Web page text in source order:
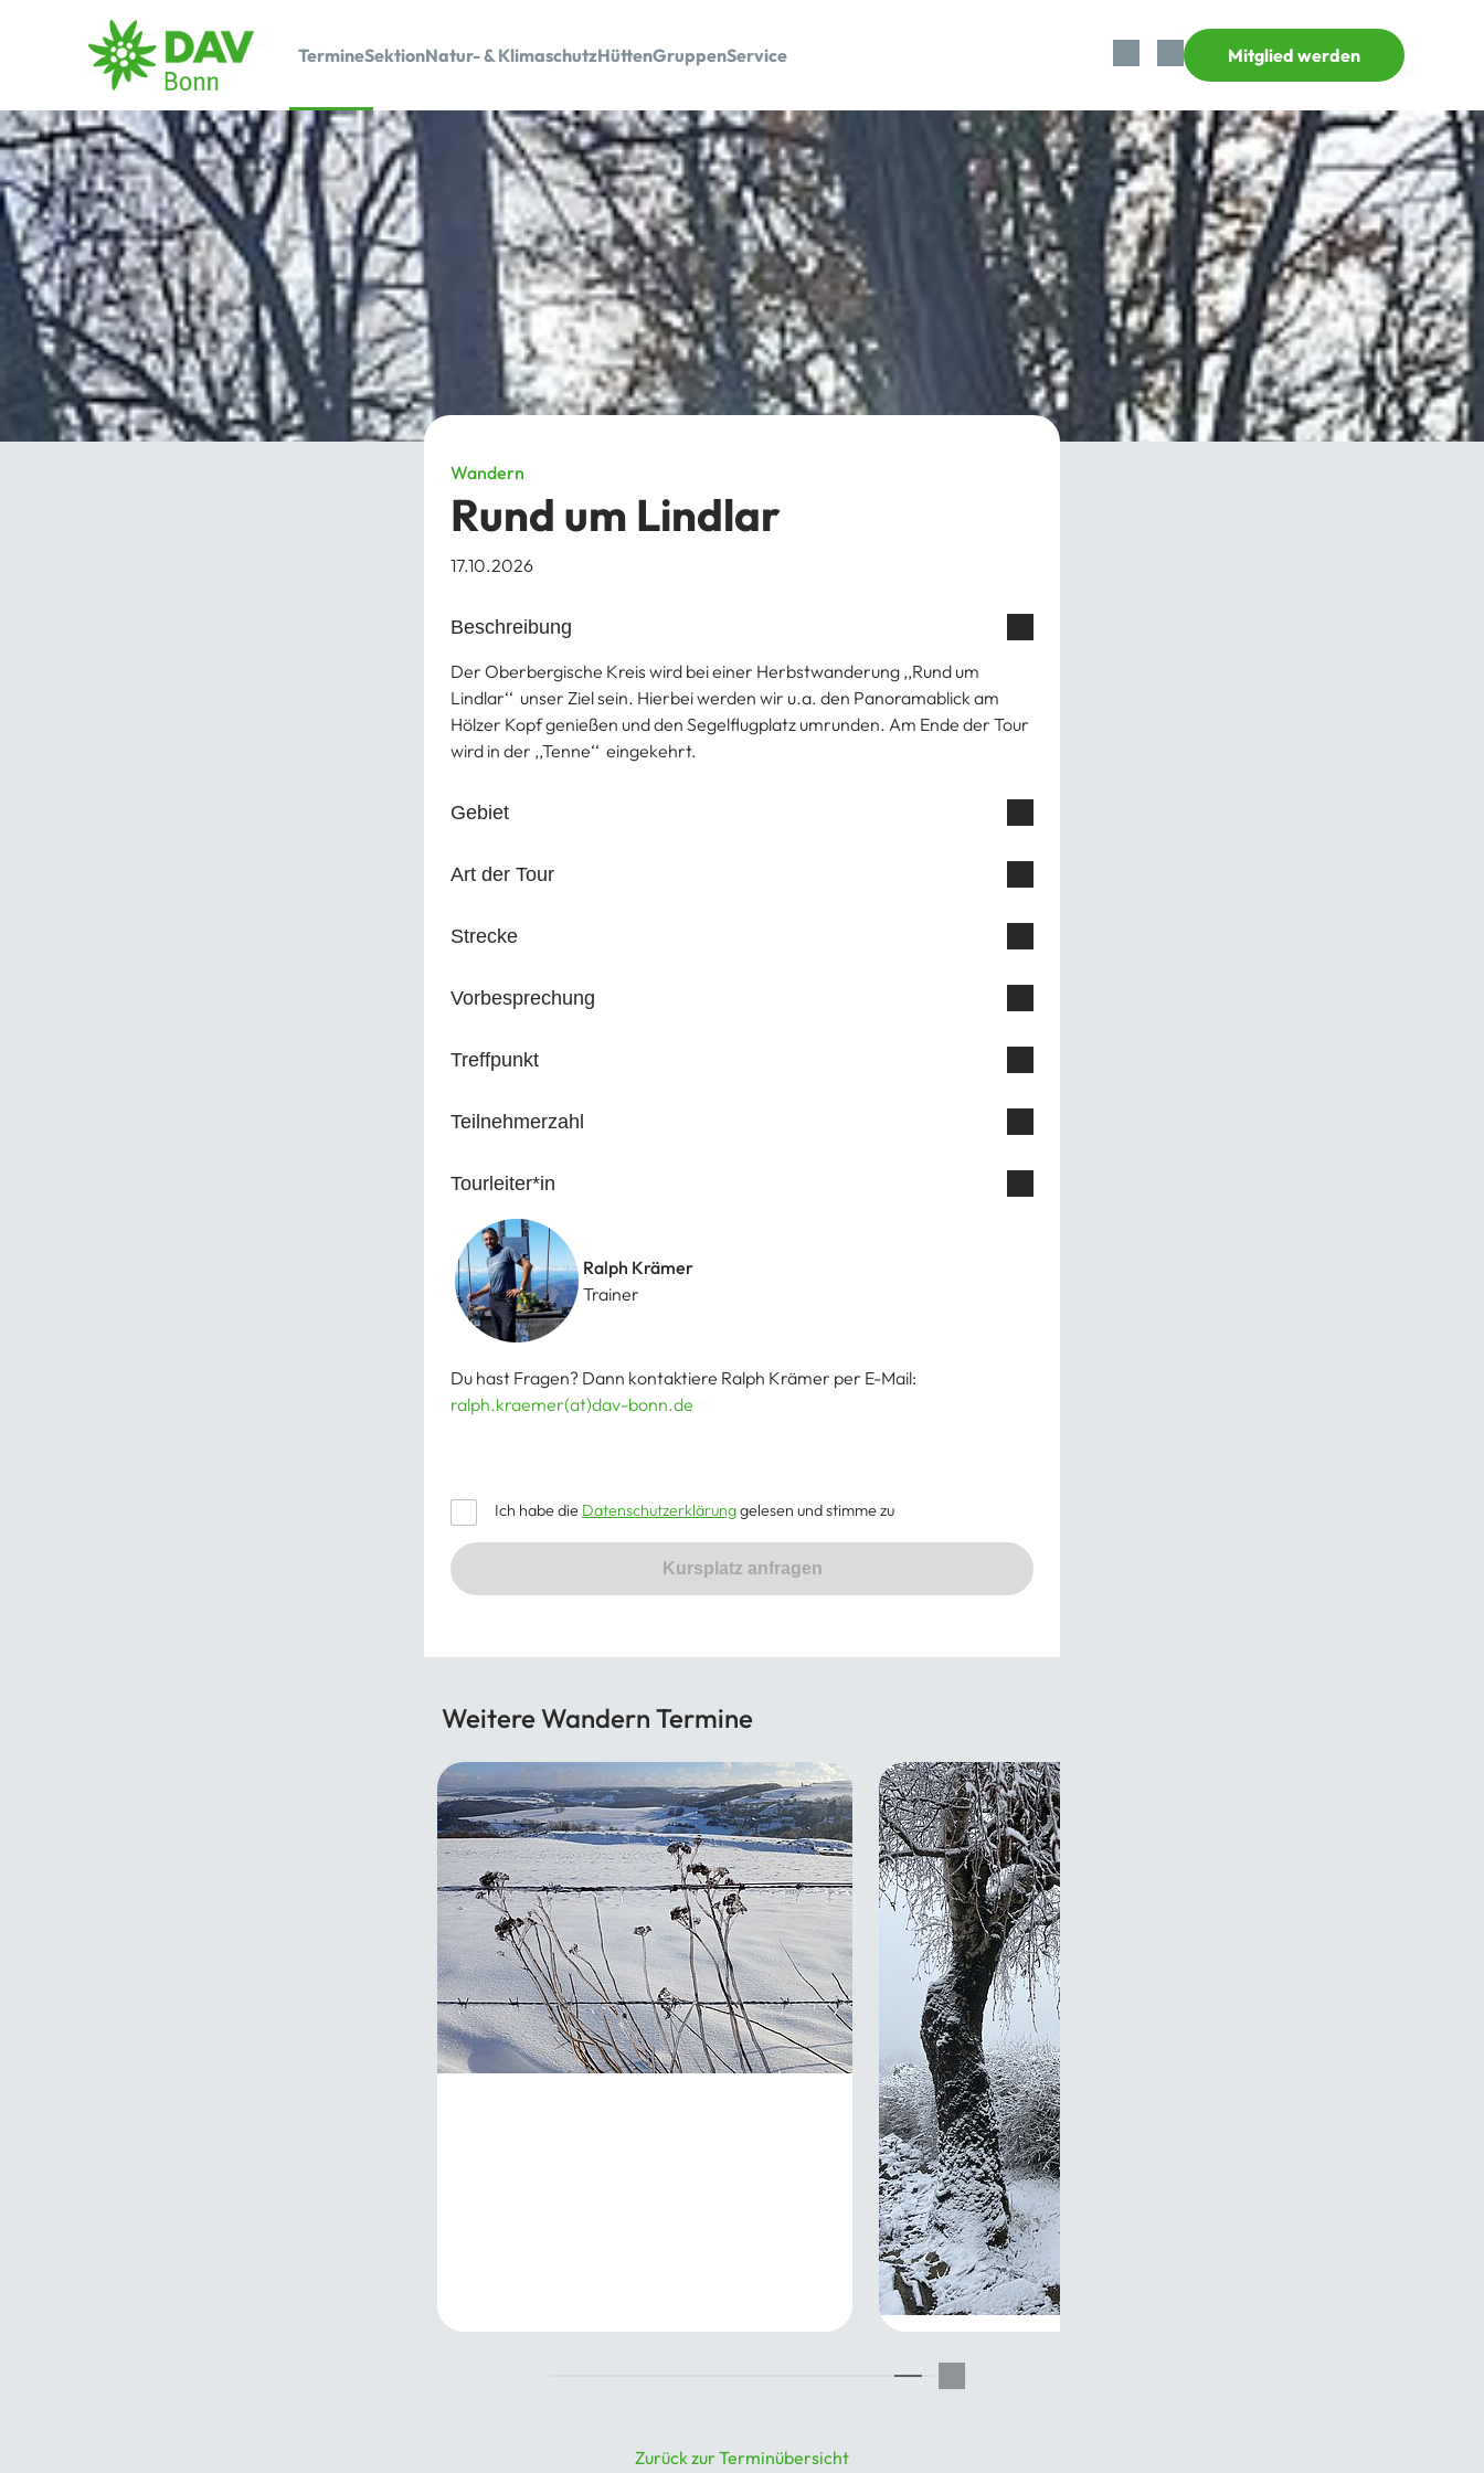
TermineSektionNatur- & KlimaschutzHüttenGruppenService Mitglied werden
Wandern
Rund um Lindlar
17.10.2026
Beschreibung
Der Oberbergische Kreis wird bei einer Herbstwanderung ,,Rund um
Lindlar‘‘ unser Ziel sein. Hierbei werden wir u.a. den Panoramablick am
Hölzer Kopf genießen und den Segelflugplatz umrunden. Am Ende der Tour
wird in der ,,Tenne‘‘ eingekehrt.
Gebiet
Art der Tour
Strecke
Vorbesprechung
Treffpunkt
Teilnehmerzahl
Tourleiter*in
Ralph Krämer
Trainer
Du hast Fragen? Dann kontaktiere Ralph Krämer per E-Mail:
ralph.kraemer(at)dav-bonn.de
Ich habe die Datenschutzerklärunggelesen und stimme zu
Kursplatz anfragen
Weitere Wandern Termine
19.12.2026
Zurück zur Terminübersicht